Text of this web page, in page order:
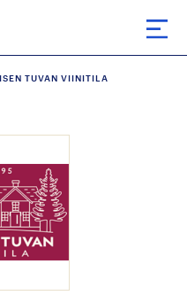
TUVAN VIINITILA